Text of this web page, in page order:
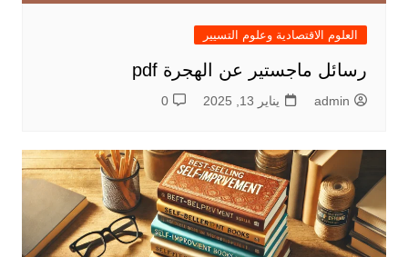
العلوم الاقتصادية وعلوم التسيير
رسائل ماجستير عن الهجرة pdf
admin يناير 13, 2025 0